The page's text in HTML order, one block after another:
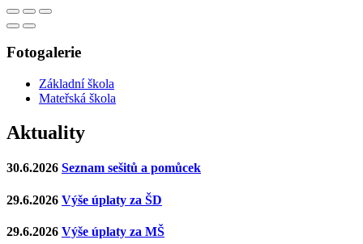
Fotogalerie
Základní škola
Mateřská škola
Aktuality
30.6.2026 Seznam sešitů a pomůcek
29.6.2026 Výše úplaty za ŠD
29.6.2026 Výše úplaty za MŠ